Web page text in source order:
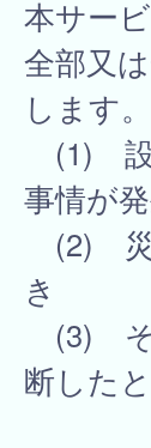
本サー
全部又
します。
(1) 設
事情が
(2) 災
き
(3) そ
断した